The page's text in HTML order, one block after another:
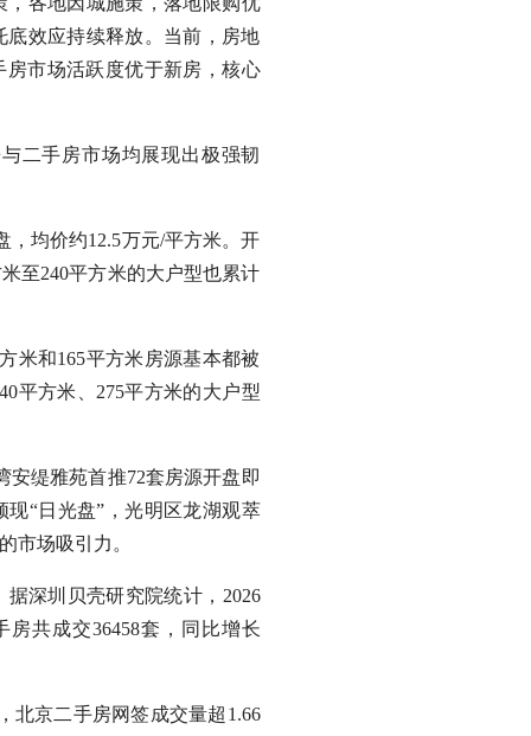
效应持续释放。当前，房地
房市场活跃度优于新房，核心
手房市场均展现出极强韧
均价约12.5万元/平方米。开
至240平方米的大户型也累计
和165平方米房源基本都被
平方米、275平方米的大户型
缇雅苑首推72套房源开盘即
现“日光盘”，光明区龙湖观萃
市场吸引力。
深圳贝壳研究院统计，2026
共成交36458套，同比增长
京二手房网签成交量超1.66